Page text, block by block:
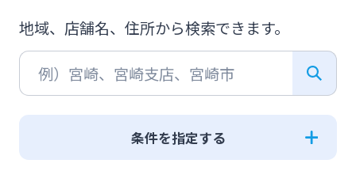
貸金庫
円貨両替機
外貨両替取扱店
多機能トイレ EV QUICK
平日20時以降
土日・祝日ATM
地域、店舗名、住所から検索できます。
条件を指定する